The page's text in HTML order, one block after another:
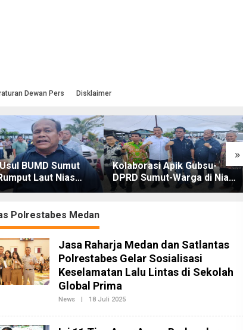
Dewan Pers Disklaimer
»
BUMD Sumut
Laut Nias
Hulu ke Hilir
Kolaborasi Apik Gubsu-
DPRD Sumut-Warga di Nias
Utara: Jalan Rusak Puluhan
Polrestabes Medan
Jasa Raharja Medan dan Satlantas
Polrestabes Gelar Sosialisasi
Keselamatan Lalu Lintas di Sekolah
Global Prima
News | 18 Juli 2025O
E